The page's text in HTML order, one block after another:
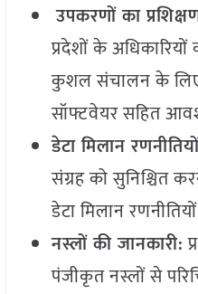
उपकरणों का
प्रदेशों के
कुशल संचालन के
सॉफ्टवेयर सहित
डेटा मिलान
संग्रह को सुनिश्चित
डेटा मिलान
नस्लों की जानकारी:
पंजीकृत नस्लों से